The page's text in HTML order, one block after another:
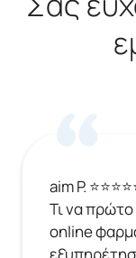
aim P.
Τι να
online